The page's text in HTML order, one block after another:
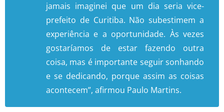
jamais imaginei que um dia seria vice-
prefeito de Curitiba. Não subestimem a
experiência e a oportunidade. Às vezes
gostaríamos de estar fazendo outra
coisa, mas é importante seguir sonhando
e se dedicando, porque assim as coisas
acontecem”, afirmou Paulo Martins.